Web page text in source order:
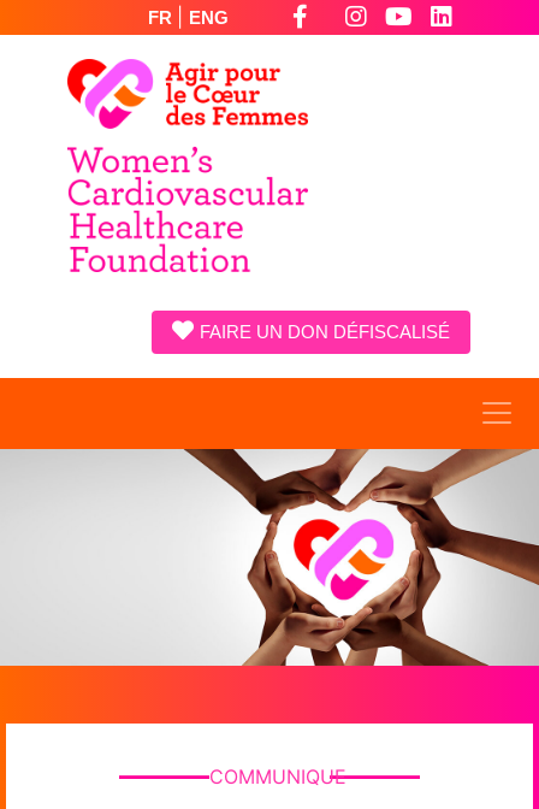
FR ENG
FAIRE UN DON DÉFISCALISÉ
COMMUNIQUE